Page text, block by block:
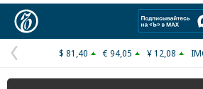
Предыдущая
страница
$ 81,40 € 94,05 ¥ 12,08